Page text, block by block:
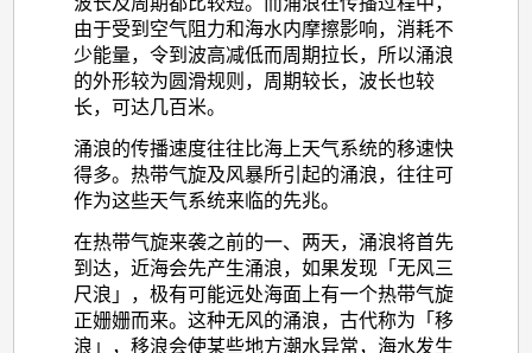
由于受到空气阻力和海水内摩擦影响，消耗不
少能量，令到波高减低而周期拉长，所以涌浪
的外形较为圆滑规则，周期较长，波长也较
长，可达几百米。
涌浪的传播速度往往比海上天气系统的移速快
得多。热带气旋及风暴所引起的涌浪，往往可
作为这些天气系统来临的先兆。
在热带气旋来袭之前的一、两天，涌浪将首先
到达，近海会先产生涌浪，如果发现「无风三
尺浪」，极有可能远处海面上有一个热带气旋
正姗姗而来。这种无风的涌浪，古代称为「移
浪」，移浪会使某些地方潮水异常，海水发生